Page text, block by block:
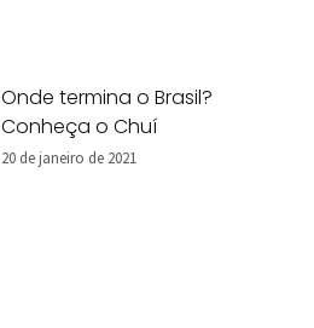
Onde termina o Brasil?
Conheça o Chuí
20 de janeiro de 2021